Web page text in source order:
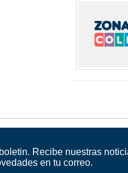
Recibe nuestras
en tu correo.